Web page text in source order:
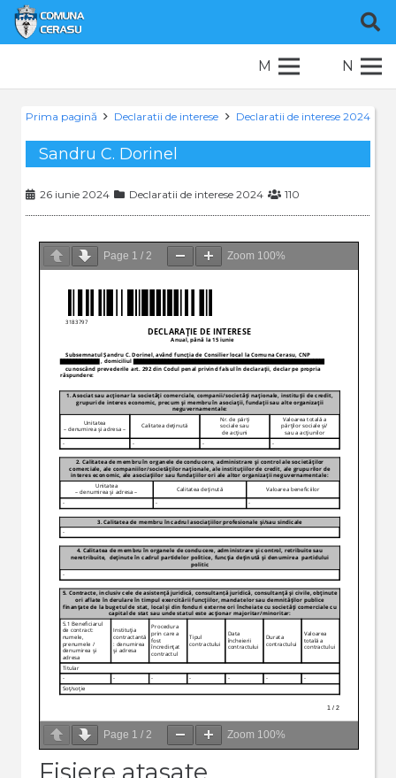
M N
Prima pagină Declaratii de interese Declaratii de interese 2024
Sandru C. Dorinel
26 iunie 2024 Declaratii de interese 2024 110
Page 1 / 2 Zoom 100%
Page 1 / 2 Zoom 100%
Fisiere atasate